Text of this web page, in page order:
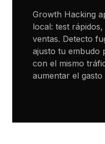
Growth Hacking
local: test
ventas. Detecto
ajusto tu embudo
con el mismo
aumentar el